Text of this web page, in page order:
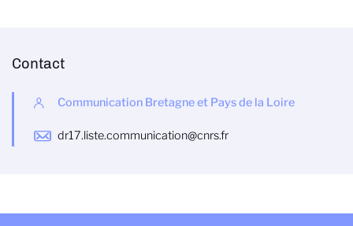
Contact
Communication Bretagne et Pays de la Loire
dr17.liste.communication@cnrs.fr